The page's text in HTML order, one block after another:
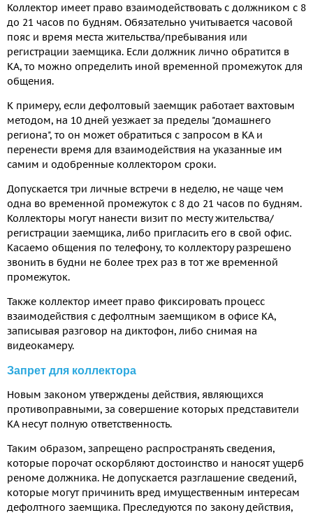
Коллектор имеет право взаимодействовать с должником с 8
до 21 часов по будням. Обязательно учитывается часовой
пояс и время места жительства/пребывания или
регистрации заемщика. Если должник лично обратится в
КА, то можно определить иной временной промежуток для
общения.
К примеру, если дефолтовый заемщик работает вахтовым
методом, на 10 дней уезжает за пределы "домашнего
региона", то он может обратиться с запросом в КА и
перенести время для взаимодействия на указанные им
самим и одобренные коллектором сроки.
Допускается три личные встречи в неделю, не чаще чем
одна во временной промежуток с 8 до 21 часов по будням.
Коллекторы могут нанести визит по месту жительства/
регистрации заемщика, либо пригласить его в свой офис.
Касаемо общения по телефону, то коллектору разрешено
звонить в будни не более трех раз в тот же временной
промежуток.
Также коллектор имеет право фиксировать процесс
взаимодействия с дефолтным заемщиком в офисе КА,
записывая разговор на диктофон, либо снимая на
видеокамеру.
Запрет для коллектора
Новым законом утверждены действия, являющихся
противоправными, за совершение которых представители
КА несут полную ответственность.
Таким образом, запрещено распространять сведения,
которые порочат оскорбляют достоинство и наносят ущерб
реноме должника. Не допускается разглашение сведений,
которые могут причинить вред имущественным интересам
дефолтного заемщика. Преследуются по закону действия,